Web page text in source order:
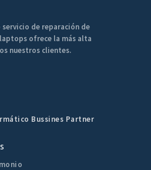
de reparación de
ofrece la más alta
nuestros clientes.